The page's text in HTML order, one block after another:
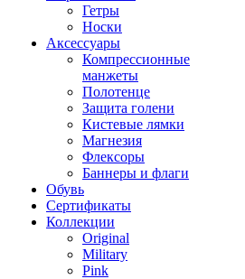
Гетры
Носки
Аксессуары
Компрессионные
манжеты
Полотенце
Защита голени
Кистевые лямки
Магнезия
Флексоры
Баннеры и флаги
Обувь
Сертификаты
Коллекции
Original
Military
Pink